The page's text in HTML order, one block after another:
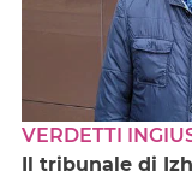
VERDETTI
Il tribunale di